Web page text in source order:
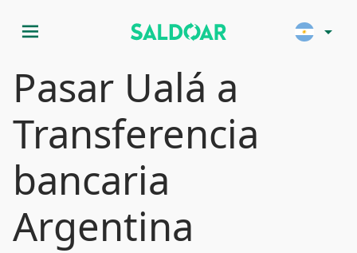
menu arrow_drop_down
Pasar Ualá a
Transferencia
bancaria
Argentina